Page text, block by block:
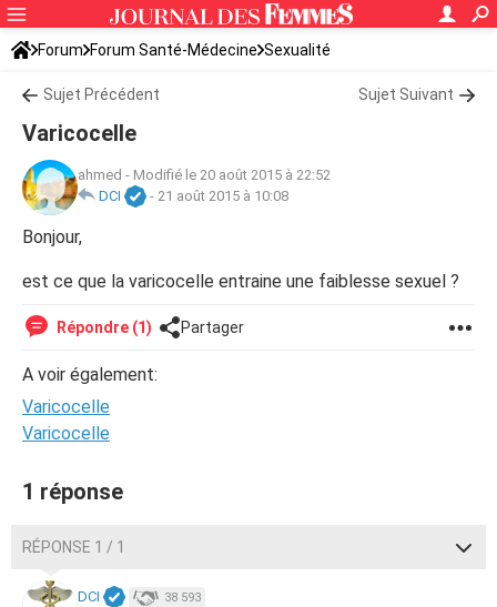
Forum Forum Santé-Médecine Sexualité
Sujet Précédent Sujet Suivant
Varicocelle
ahmed - Modifié le 20 août 2015 à 22:52
DCI
- 21 août 2015 à 10:08
Bonjour,
est ce que la varicocelle entraine une faiblesse sexuel ?
Répondre (1) Partager
A voir également:
Varicocelle
Varicocelle
1 réponse
RÉPONSE 1 / 1
DCI 38 593